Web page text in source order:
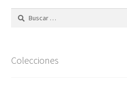
Buscar:
Colecciones